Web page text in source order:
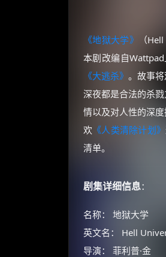
《地狱大学》
（
本剧改编自
《大逃杀》。故事
深夜都是合法的杀
情以及对人性的深
欢 《人类清除计划》
清单。
剧集详细信息：
名称： 地狱大学
英文名： Hell
导演： 菲利普·金